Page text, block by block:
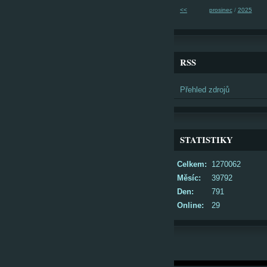
<< prosinec/ 2025
RSS
Přehled zdrojů
STATISTIKY
Online: 29
Celkem:
1270062
Měsíc:
39792
Den:
791